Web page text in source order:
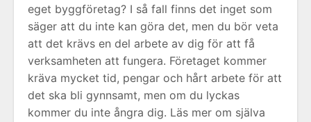
eget byggföretag? I så fall finns det inget som
säger att du inte kan göra det, men du bör veta
att det krävs en del arbete av dig för att få
verksamheten att fungera. Företaget kommer
kräva mycket tid, pengar och hårt arbete för att
det ska bli gynnsamt, men om du lyckas
kommer du inte ångra dig. Läs mer om själva